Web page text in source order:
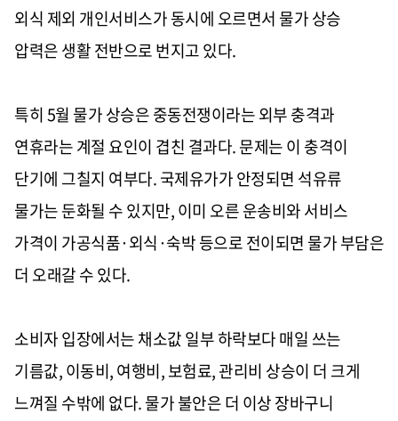
외식 제외 개인서비스가 동시에 오르면서 물가 상승
압력은 생활 전반으로 번지고 있다.
특히 5월 물가 상승은 중동전쟁이라는 외부 충격과
연휴라는 계절 요인이 겹친 결과다. 문제는 이 충격이
단기에 그칠지 여부다. 국제유가가 안정되면 석유류
물가는 둔화될 수 있지만, 이미 오른 운송비와 서비스
가격이 가공식품·외식·숙박 등으로 전이되면 물가 부담은
더 오래갈 수 있다.
소비자 입장에서는 채소값 일부 하락보다 매일 쓰는
기름값, 이동비, 여행비, 보험료, 관리비 상승이 더 크게
느껴질 수밖에 없다. 물가 불안은 더 이상 장바구니